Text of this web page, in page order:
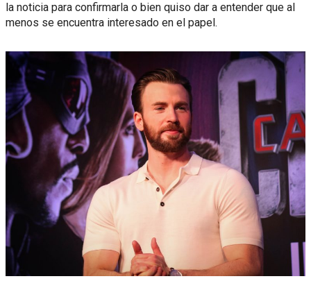
la noticia para confirmarla o bien quiso dar a entender que al
menos se encuentra interesado en el papel.